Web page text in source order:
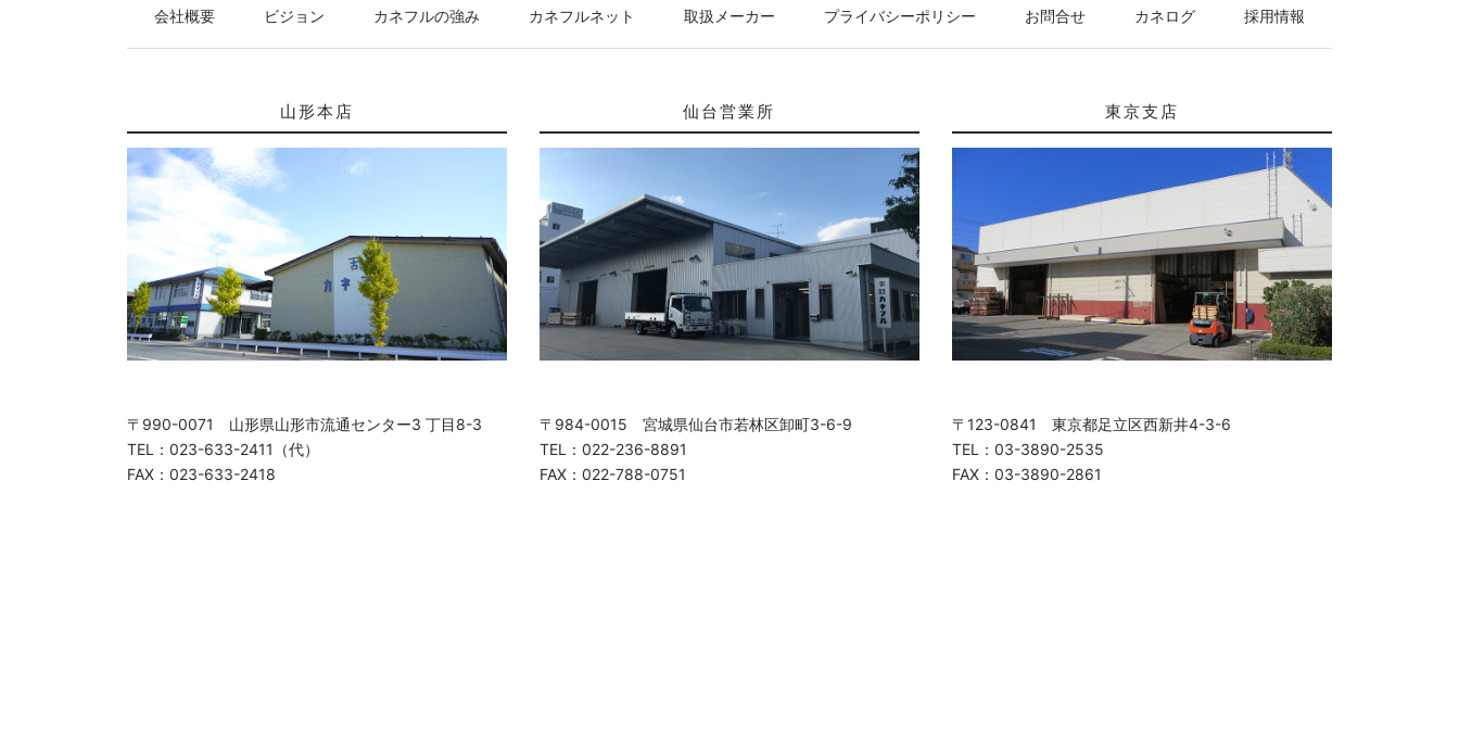
会社概要 ビジョン カネフルの強み カネフルネット 取扱メーカー プライバシーポリシー お問合せ カネログ 採用情報
山形本店
〒990-0071 山形県山形市流通センター3 丁目8-3
TEL：023-633-2411（代）
FAX：023-633-2418
仙台営業所
〒984-0015 宮城県仙台市若林区卸町3-6-9
TEL：022-236-8891
FAX：022-788-0751
東京支店
〒123-0841 東京都足立区西新井4-3-6
TEL：03-3890-2535
FAX：03-3890-2861